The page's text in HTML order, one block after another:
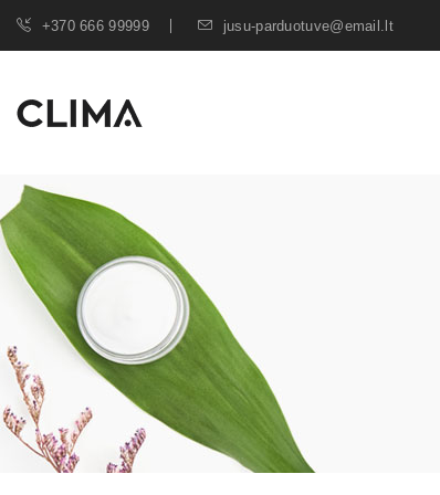
+370 666 99999 jusu-parduotuve@email.lt